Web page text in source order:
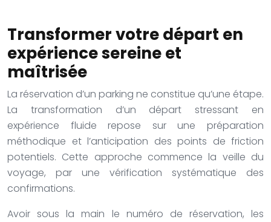
Transformer votre départ en
expérience sereine et
maîtrisée
La réservation d’un parking ne constitue qu’une étape.
La transformation d’un départ stressant en
expérience fluide repose sur une préparation
méthodique et l’anticipation des points de friction
potentiels. Cette approche commence la veille du
voyage, par une vérification systématique des
confirmations.
Avoir sous la main le numéro de réservation, les